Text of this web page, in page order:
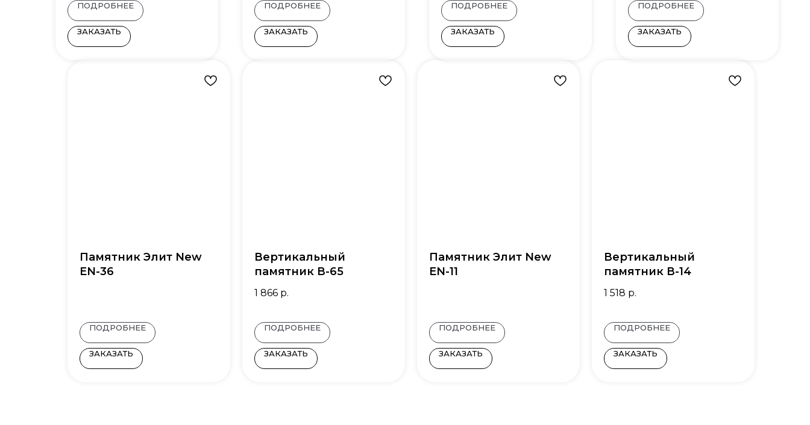
ПОДРОБНЕЕ
ЗАКАЗАТЬ
ПОДРОБНЕЕ
ЗАКАЗАТЬ
ПОДРОБНЕЕ
ЗАКАЗАТЬ
ПОДРОБНЕЕ
ЗАКАЗАТЬ
Памятник Элит New
EN-36
ПОДРОБНЕЕ
ЗАКАЗАТЬ
Вертикальный
памятник В-65
1 866 р.
ПОДРОБНЕЕ
ЗАКАЗАТЬ
Памятник Элит New
EN-11
ПОДРОБНЕЕ
ЗАКАЗАТЬ
Вертикальный
памятник В-14
1 518 р.
ПОДРОБНЕЕ
ЗАКАЗАТЬ